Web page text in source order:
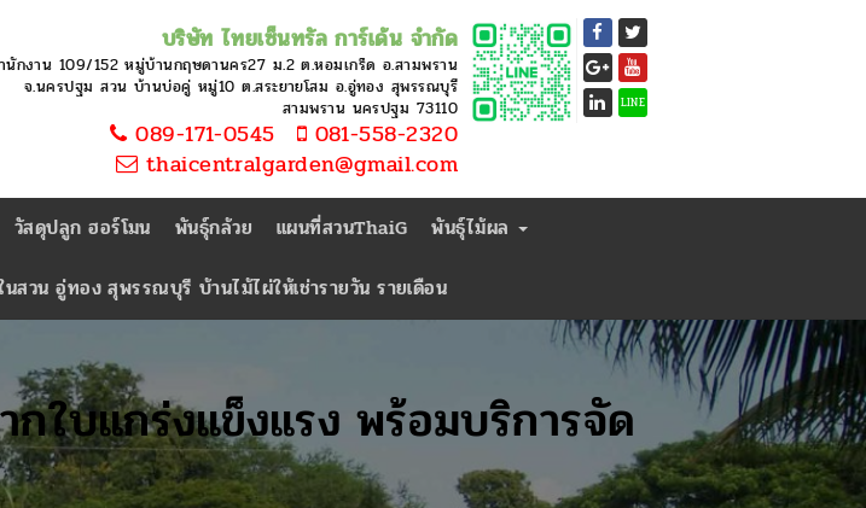
บริษัท ไทยเซ็นทรัล การ์เด้น จำกัด
นักงาน 109/152 หมู่บ้านกฤษดานคร27 ม.2 ต.หอมเกร็ด อ.สามพราน
จ.นครปฐม สวน บ้านบ่อคู่ หมู่10 ต.สระยายโสม อ.อู่ทอง สุพรรณบุรี
สามพราน นครปฐม 73110
089-171-0545
081-558-2320
thaicentralgarden@gmail.com
LINE
วัสดุปลูก ฮอร์โมน พันธุ์กล้วย แผนที่สวนThaiG
พันธุ์ไม้ผล
สวน อู่ทอง สุพรรณบุรี บ้านไม้ไผ่ให้เช่ารายวัน รายเดือน
ใบแกร่งแข็งแรง พร้อมบริการจัด